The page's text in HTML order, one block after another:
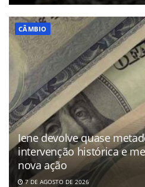
CÂMBIO
Iene devolve quase
intervenção histórica e
nova ação
7 DE AGOSTO DE 2026